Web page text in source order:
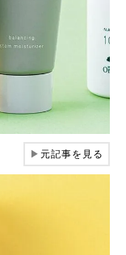
▶元記事を見る